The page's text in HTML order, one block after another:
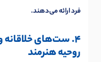
فرد ارائه می‌دهند.
4. ست‌های خلاقانه
روحیه هنرمند